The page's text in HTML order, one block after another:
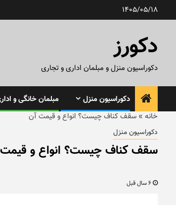
1405/05/18
دکورز
دکوراسیون منزل و مبلمان اداری و تجاری
دکوراسیون منزل مبلمان خانگی و
خانه » سقف کناف چیست؟ انواع و قیمت آن
دکوراسیون منزل
سقف کناف چیست؟ انواع و